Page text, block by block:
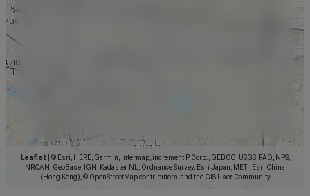
Leaflet
© Esri, HERE, Garmin, Intermap, increment P Corp., GEBCO, USGS, FAO, NPS,
NRCAN, GeoBase, IGN, Kadaster NL, Ordnance Survey, Esri Japan, METI, Esri China
(Hong Kong), © OpenStreetMap contributors, and the GIS User Community